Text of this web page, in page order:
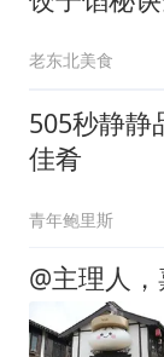
老东北美食
505秒静静
佳肴
青年鲍里斯
@主理人